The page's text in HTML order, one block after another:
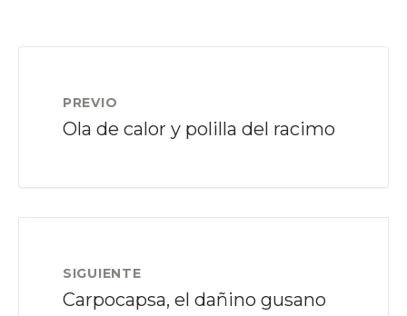
PREVIO
Ola de calor y polilla del racimo
SIGUIENTE
Carpocapsa, el dañino gusano